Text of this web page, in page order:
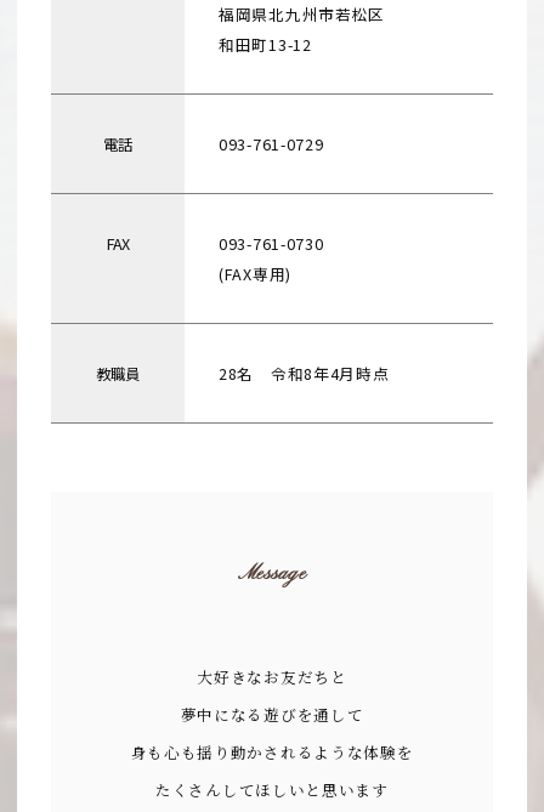
福岡県北九州市若松区
和田町13-12
電話 093-761-0729
FAX
093-761-0730
(FAX専用)
教職員 28名 令和8年4月時点
Message
大好きなお友だちと
夢中になる遊びを通して
身も心も揺り動かされるような体験を
たくさんしてほしいと思います